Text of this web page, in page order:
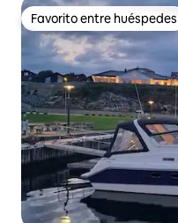
Favorito entre huéspedes
Favorito entre huéspedes